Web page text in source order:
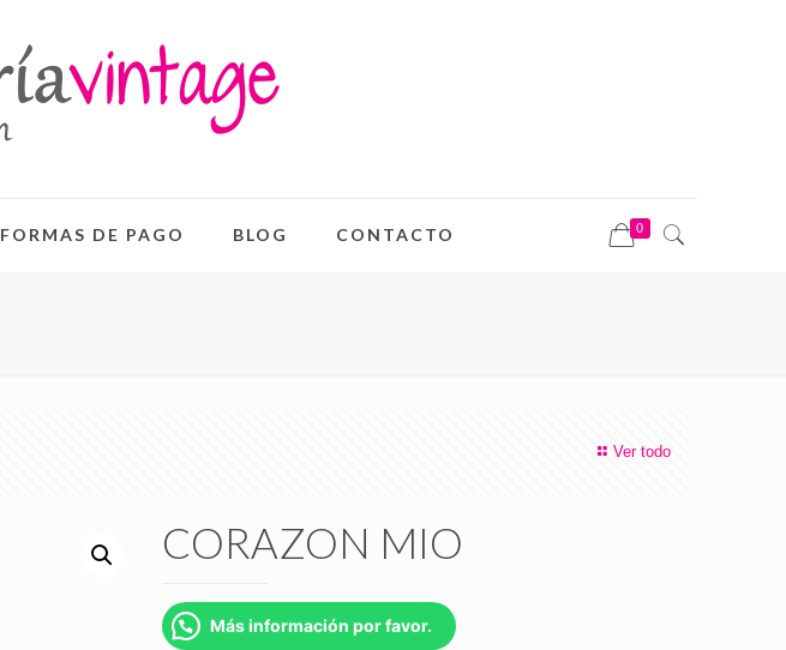
FORMAS DE PAGO BLOG CONTACTO 0
Ver todo
CORAZON MIO
Más información por favor.